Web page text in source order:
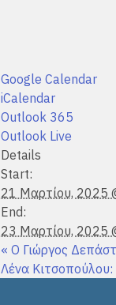
Google Calendar
iCalendar
Outlook 365
Outlook Live
Details
Start:
21 Μαρτίου, 2025
End:
23 Μαρτίου, 2025
« Ο Γιώργος
Λένα